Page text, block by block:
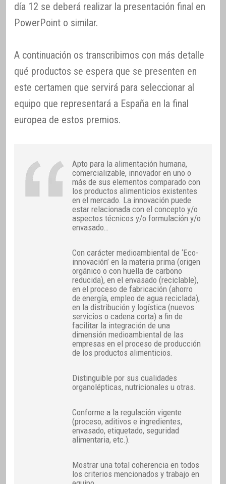
día 12 se deberá realizar la presentación final en
PowerPoint o similar.
A continuación os transcribimos con más detalle
qué productos se espera que se presenten en
este certamen que servirá para seleccionar al
equipo que representará a España en la final
europea de estos premios.
Apto para la alimentación humana,
comercializable, innovador en uno o
más de sus elementos comparado con
los productos alimenticios existentes
en el mercado. La innovación puede
estar relacionada con el concepto y/o
aspectos técnicos y/o formulación y/o
envasado…
Con carácter medioambiental de ‘Eco-
innovación’ en la materia prima (origen
orgánico o con huella de carbono
reducida), en el envasado (reciclable),
en el proceso de fabricación (ahorro
de energía, empleo de agua reciclada),
en la distribución y logística (nuevos
servicios o cadena corta) a fin de
facilitar la integración de una
dimensión medioambiental de las
empresas en el proceso de producción
de los productos alimenticios.
Distinguible por sus cualidades
organolépticas, nutricionales u otras.
Conforme a la regulación vigente
(proceso, aditivos e ingredientes,
envasado, etiquetado, seguridad
alimentaria, etc.).
Mostrar una total coherencia en todos
los criterios mencionados y trabajo en